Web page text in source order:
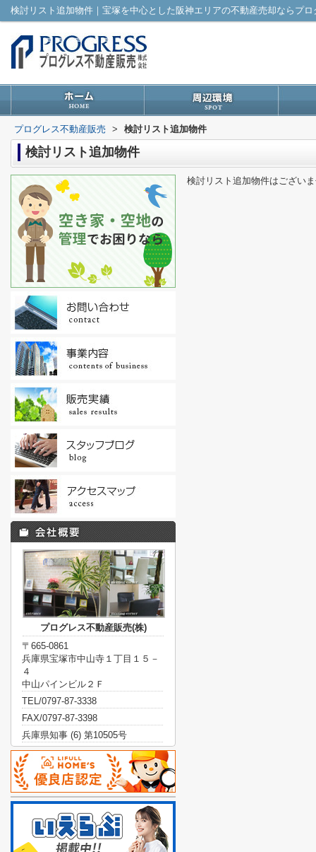
検討リスト追加物件｜宝塚を中心とした阪神エリアの不動産売却ならプ
プログレス不動産販売 > 検討リスト追加物件
検討リスト追加物件
検討リスト追加物件はござい
プログレス不動産販売(株)
〒665-0861
兵庫県宝塚市中山寺１丁目１５－
４
中山パインビル２Ｆ
TEL/0797-87-3338
FAX/0797-87-3398
兵庫県知事 (6) 第10505号